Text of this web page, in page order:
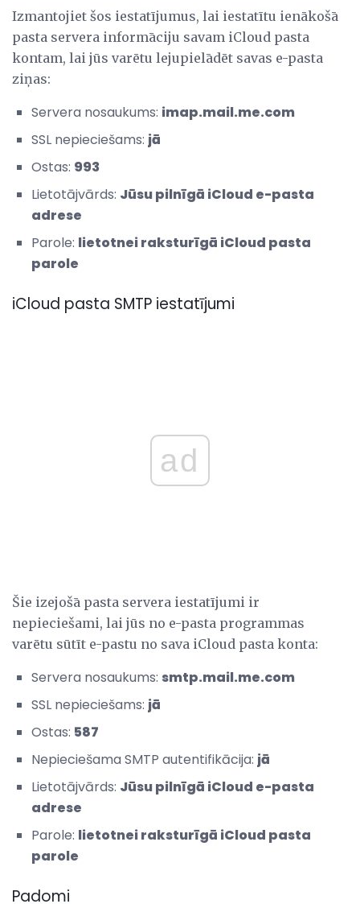
Izmantojiet šos iestatījumus, lai iestatītu ienākošā
pasta servera informāciju savam iCloud pasta
kontam, lai jūs varētu lejupielādēt savas e-pasta
ziņas:
Servera nosaukums: imap.mail.me.com
SSL nepieciešams: jā
Ostas: 993
Lietotājvārds: Jūsu pilnīgā iCloud e-pasta
adrese
Parole: lietotnei raksturīgā iCloud pasta
parole
iCloud pasta SMTP iestatījumi
ad
Šie izejošā pasta servera iestatījumi ir
nepieciešami, lai jūs no e-pasta programmas
varētu sūtīt e-pastu no sava iCloud pasta konta:
Servera nosaukums: smtp.mail.me.com
SSL nepieciešams: jā
Ostas: 587
Nepieciešama SMTP autentifikācija: jā
Lietotājvārds: Jūsu pilnīgā iCloud e-pasta
adrese
Parole: lietotnei raksturīgā iCloud pasta
parole
Padomi